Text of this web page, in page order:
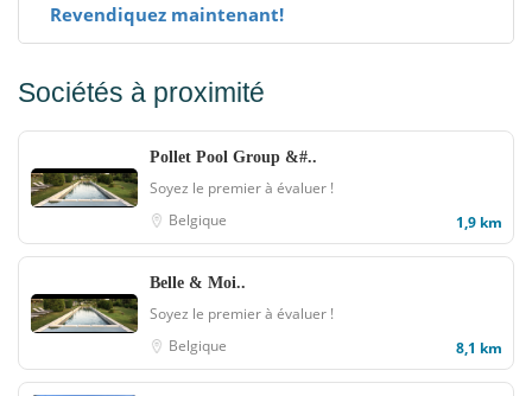
Revendiquez maintenant!
Sociétés à proximité
Pollet Pool Group &#..
Soyez le premier à évaluer !
Belgique
1,9 km
Belle & Moi..
Soyez le premier à évaluer !
Belgique
8,1 km